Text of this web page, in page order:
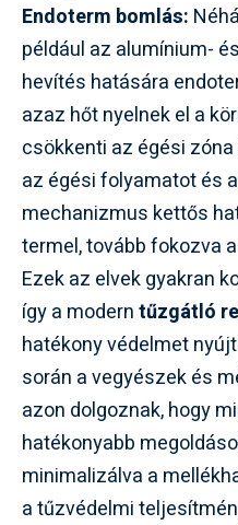
Endoterm bomlás:
például az alumínium-
hevítés hatására
azaz hőt nyelnek el a
csökkenti az égési
az égési folyamatot és
mechanizmus kettős
termel, tovább fokozva
Ezek az elvek gyakran
így a moderntűzgátló
hatékony védelmet
során a vegyészek és
azon dolgoznak, hogy
hatékonyabb
minimalizálva a
a tűzvédelmi